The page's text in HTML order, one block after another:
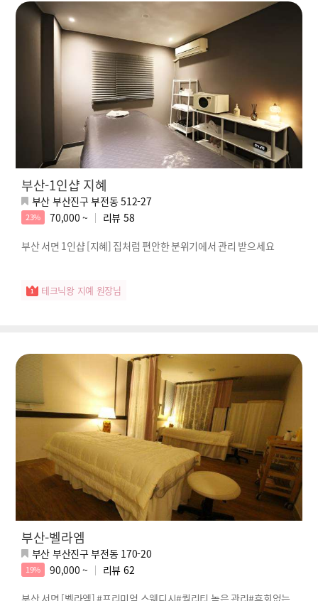
부산-1인샵 지혜
부산 부산진구 부전동 512-27
23% 70,000 ~ 리뷰 58
부산 서면 1인샵 [지혜] 집처럼 편안한 분위기에서 관리 받으세요
테크닉왕 지예 원장님
부산-벨라엠
부산 부산진구 부전동 170-20
19% 90,000 ~ 리뷰 62
부산 서면 [벨라엠] #프리미엄 스웨디시#퀄리티 높은 관리#후회없는